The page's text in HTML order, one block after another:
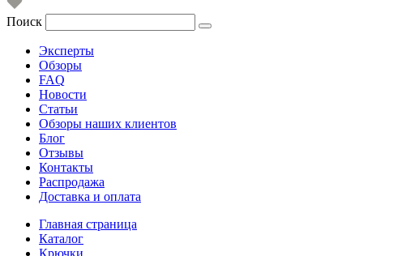
Поиск
Эксперты
Обзоры
FAQ
Новости
Статьи
Обзоры наших клиентов
Блог
Отзывы
Контакты
Распродажа
Доставка и оплата
Главная страница
Каталог
Крючки